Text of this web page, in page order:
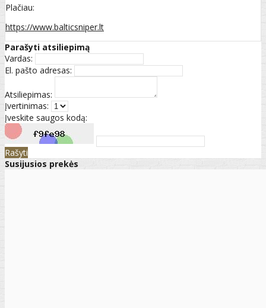
Plačiau:
https://www.balticsniper.lt
Parašyti atsiliepimą
Vardas:
El. pašto adresas:
Atsiliepimas:
Įvertinimas:
Įveskite saugos kodą:
Rašyti
Susijusios prekės